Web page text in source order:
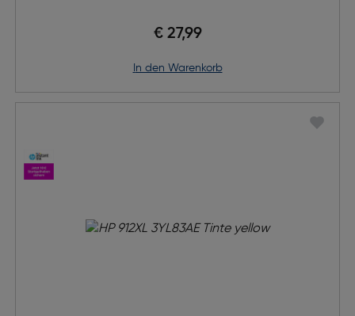
€ 27,99
in den Warenkorb